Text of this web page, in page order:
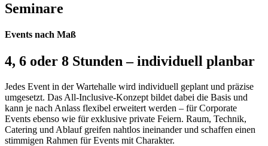
Seminare
Events nach Maß
4, 6 oder 8 Stunden – individuell planbar
Jedes Event in der Wartehalle wird individuell geplant und präzise
umgesetzt. Das All-Inclusive-Konzept bildet dabei die Basis und
kann je nach Anlass flexibel erweitert werden – für Corporate
Events ebenso wie für exklusive private Feiern. Raum, Technik,
Catering und Ablauf greifen nahtlos ineinander und schaffen einen
stimmigen Rahmen für Events mit Charakter.